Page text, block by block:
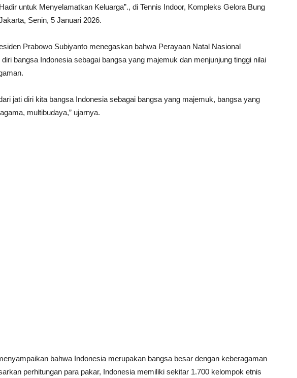
untuk Menyelamatkan Keluarga”., di Tennis Indoor, Kompleks Gelora Bung
Senin, 5 Januari 2026.
Prabowo Subiyanto menegaskan bahwa Perayaan Natal Nasional
bangsa Indonesia sebagai bangsa yang majemuk dan menjunjung tinggi nilai
jati diri kita bangsa Indonesia sebagai bangsa yang majemuk, bangsa yang
multibudaya,” ujarnya.
bahwa Indonesia merupakan bangsa besar dengan keberagaman
perhitungan para pakar, Indonesia memiliki sekitar 1.700 kelompok etnis